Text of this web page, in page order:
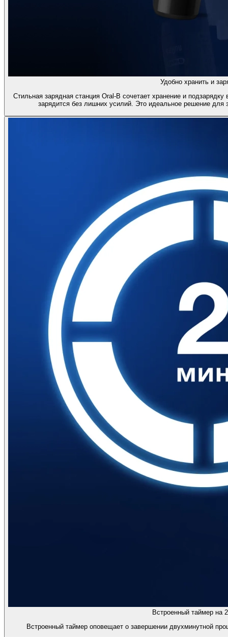
Удобно хранить и
Стильная зарядная станция Oral-B сочетает хранение и
зарядится без лишних усилий. Это идеальное решение
Встроенный таймер на
Встроенный таймер оповещает о завершении двухминутной